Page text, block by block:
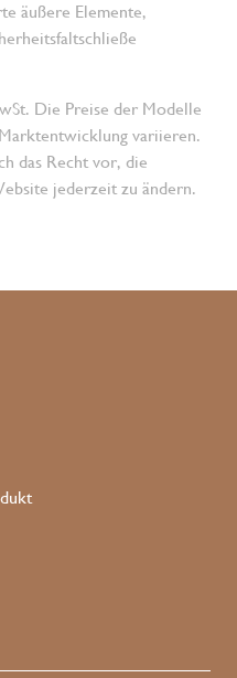
äußere Elemente,
Die Preise der Modelle
variieren.
das Recht vor, die
jederzeit zu ändern.